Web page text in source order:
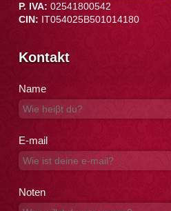
P. IVA: 02541800542
CIN: IT054025B501014180
Kontakt
Name
E-mail
Noten